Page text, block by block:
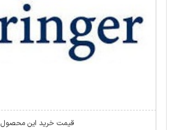
قیمت خرید این محصول